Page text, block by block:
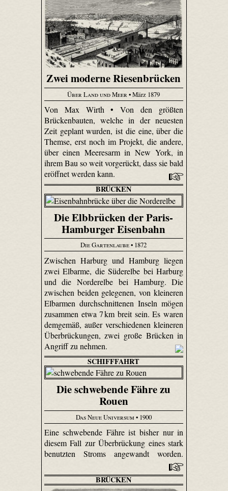
Zwei moderne Riesenbrücken
Über Land und Meer• März 1879
Von Max Wirth • Von den größten
Brückenbauten, welche in der neuesten
Zeit geplant wurden, ist die eine, über die
Themse, erst noch im Projekt, die andere,
über einen Meeresarm in New York, in
ihrem Bau so weit vorgerückt, dass sie bald
eröffnet werden kann.
BRÜCKEN
Die Elbbrücken der Paris-
Hamburger Eisenbahn
Die Gartenlaube• 1872
Zwischen Harburg und Hamburg liegen
zwei Elbarme, die Süderelbe bei Harburg
und die Norderelbe bei Hamburg. Die
zwischen beiden gelegenen, von kleineren
Elbarmen durchschnittenen Inseln mögen
zusammen etwa 7 km breit sein. Es waren
demgemäß, außer verschiedenen kleineren
Überbrückungen, zwei große Brücken in
Angriff zu nehmen.
SCHIFFFAHRT
Die schwebende Fähre zu
Rouen
Das Neue Universum • 1900
Eine schwebende Fähre ist bisher nur in
diesem Fall zur Überbrückung eines stark
benutzten Stroms angewandt worden.
BRÜCKEN